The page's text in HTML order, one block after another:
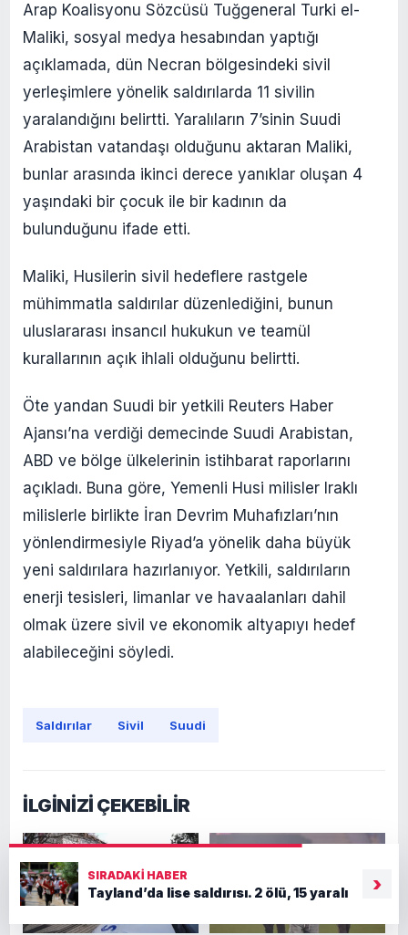
Arap Koalisyonu Sözcüsü Tuğgeneral Turki el-
Maliki, sosyal medya hesabından yaptığı
açıklamada, dün Necran bölgesindeki sivil
yerleşimlere yönelik saldırılarda 11 sivilin
yaralandığını belirtti. Yaralıların 7’sinin Suudi
Arabistan vatandaşı olduğunu aktaran Maliki,
bunlar arasında ikinci derece yanıklar oluşan 4
yaşındaki bir çocuk ile bir kadının da
bulunduğunu ifade etti.
Maliki, Husilerin sivil hedeflere rastgele
mühimmatla saldırılar düzenlediğini, bunun
uluslararası insancıl hukukun ve teamül
kurallarının açık ihlali olduğunu belirtti.
Öte yandan Suudi bir yetkili Reuters Haber
Ajansı’na verdiği demecinde Suudi Arabistan,
ABD ve bölge ülkelerinin istihbarat raporlarını
açıkladı. Buna göre, Yemenli Husi milisler Iraklı
milislerle birlikte İran Devrim Muhafızları’nın
yönlendirmesiyle Riyad’a yönelik daha büyük
yeni saldırılara hazırlanıyor. Yetkili, saldırıların
enerji tesisleri, limanlar ve havaalanları dahil
olmak üzere sivil ve ekonomik altyapıyı hedef
alabileceğini söyledi.
Saldırılar Sivil Suudi
İLGİNİZİ ÇEKEBİLİR
SIRADAKI HABER
Tayland’da lise saldırısı. 2 ölü, 15 yaralı ›